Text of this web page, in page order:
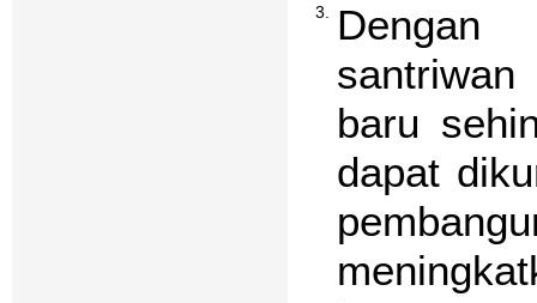
3. Dengan
baru
dapat